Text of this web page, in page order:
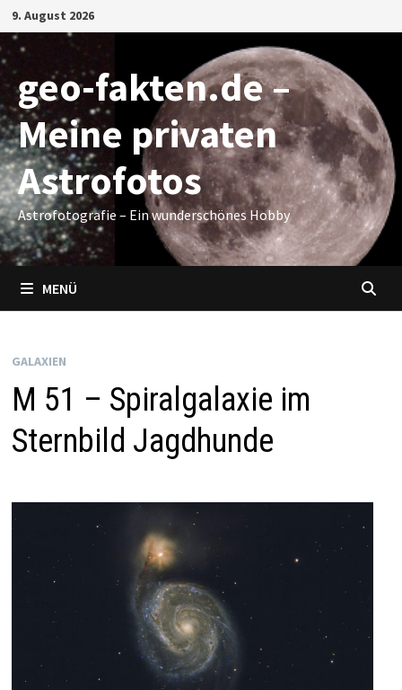
Zum
Inhalt
springen
9. August 2026
geo-fakten.de –
Meine privaten
Astrofotos
Astrofotografie – Ein wunderschönes Hobby
MENÜ
GALAXIEN
M 51 – Spiralgalaxie im
Sternbild Jagdhunde